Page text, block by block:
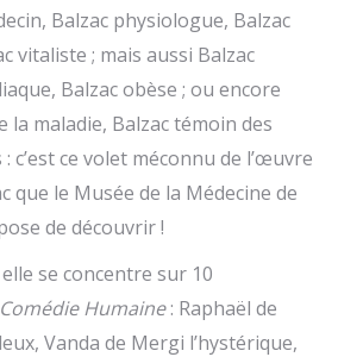
Balzac physiologue, Balzac
vitaliste ; mais aussi Balzac
Balzac obèse ; ou encore
la maladie, Balzac témoin des
c’est ce volet méconnu de l’œuvre
que le Musée de la Médecine de
de découvrir !
se concentre sur 10
Comédie Humaine: Raphaël de
Vanda de Mergi l’hystérique,